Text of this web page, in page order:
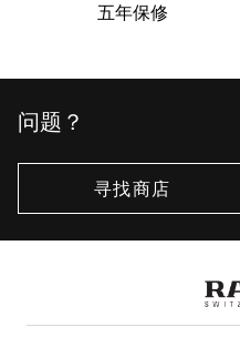
五年保修
问题？
寻找商店